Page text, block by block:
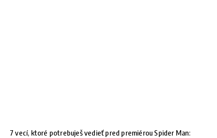
7 vecí, ktoré potrebuješ vedieť pred premiérou Spider Man: